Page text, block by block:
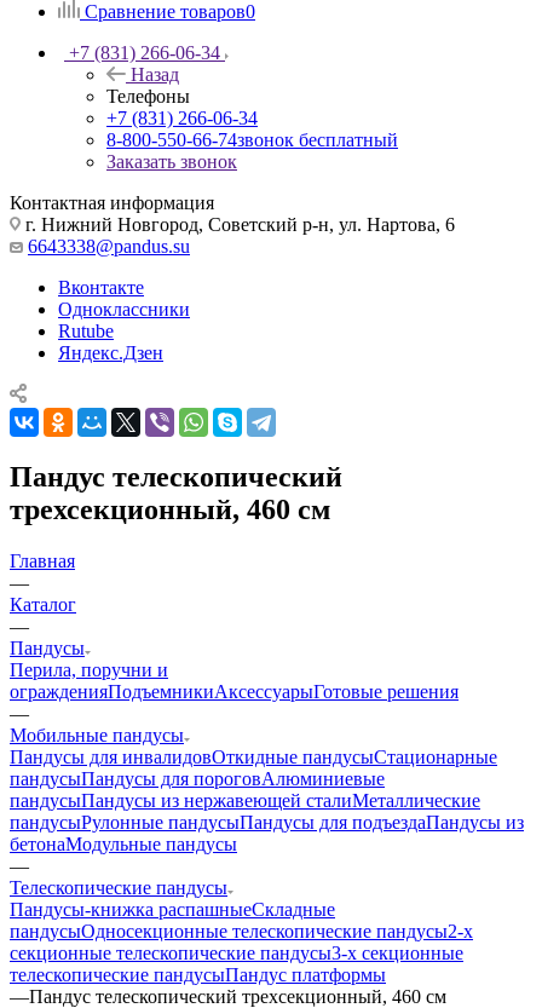
Сравнение товаров0
+7 (831) 266-06-34
Назад
Телефоны
+7 (831) 266-06-34
8-800-550-66-74звонок бесплатный
Заказать звонок
Контактная информация
г. Нижний Новгород, Советский р-н, ул. Нартова, 6
6643338@pandus.su
Вконтакте
Одноклассники
Rutube
Яндекс.Дзен
Пандус телескопический
трехсекционный, 460 см
Главная
—
Каталог
—
Пандусы
Перила, поручни и
огражденияПодъемникиАксессуарыГотовые решения
—
Мобильные пандусы
Пандусы для инвалидовОткидные пандусыСтационарные
пандусыПандусы для пороговАлюминиевые
пандусыПандусы из нержавеющей сталиМеталлические
пандусыРулонные пандусыПандусы для подъездаПандусы из
бетонаМодульные пандусы
—
Телескопические пандусы
Пандусы-книжка распашныеСкладные
пандусыОдносекционные телескопические пандусы2-х
секционные телескопические пандусы3-х секционные
телескопические пандусыПандус платформы
—Пандус телескопический трехсекционный, 460 см